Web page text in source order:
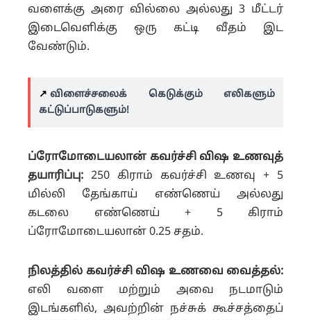
வளைக்கு அரை வில்லை அல்லது 3 மீட்டர்
இடைவெளிக்கு ஒரு கட்டி வீதம் இட
வேண்டும்.
↗️ விளைச்சலைக் கெடுக்கும் எலிகளும்
கட்டுப்பாடுகளும்!
ப்ரோமோடையலான் கவர்ச்சி விஷ உணவுத்
தயாரிப்பு: 250 கிராம் கவர்ச்சி உணவு + 5
மில்லி தேங்காய் எண்ணெய் அல்லது
கடலை எண்ணெய் + 5 கிராம்
ப்ரோமோடையலான் 0.25 சதம்.
நிலத்தில் கவர்ச்சி விஷ உணவை வைத்தல்:
எலி வளை மற்றும் அவை நடமாடும்
இடங்களில், அவற்றின் நச்சுக் கூச்சத்தைப்